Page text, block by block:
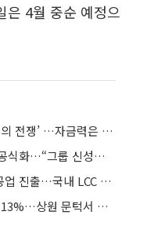
은 4월 중순 예정으
대명소노 vs 예림당, 티웨이항공 ‘쩐의 전쟁’ …자금력은 대명쪽 우월
대명소노, 티웨이항공 경영권 인수 공식화…“그룹 신성장동력 삼겠다”
대명소노그룹, 티웨이항공 품고 항공업 진출…국내 LCC 지각변동
美 클래리티 법안 연내 통과 가능성 13%…상원 문턱서 제동